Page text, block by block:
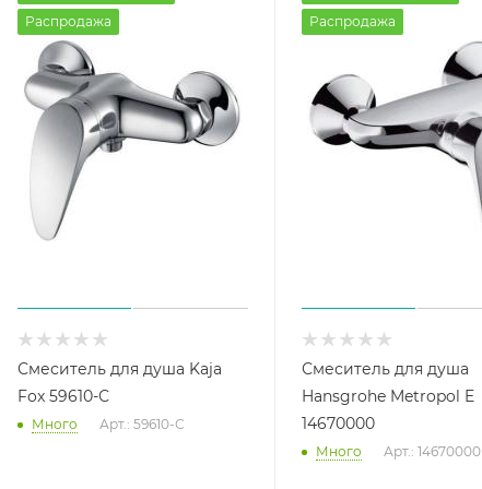
Распродажа
Смеситель для душа Kaja
Fox 59610-С
Много Арт.: 59610-С
Распродажа
Смеситель для душа
Hansgrohe Metropol E
14670000
Много Арт.: 14670000